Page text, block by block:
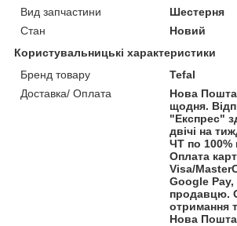
Вид запчастини
Шестерня
Стан
Новий
Користувальницькі характеристики
Бренд товару
Tefal
Доставка/ Оплата
Нова
щодня.
"Експрес"
двічі на
ЧТ по 100%
Оплата
Visa/
Google Pay,
продавцю.
отримання
Нова